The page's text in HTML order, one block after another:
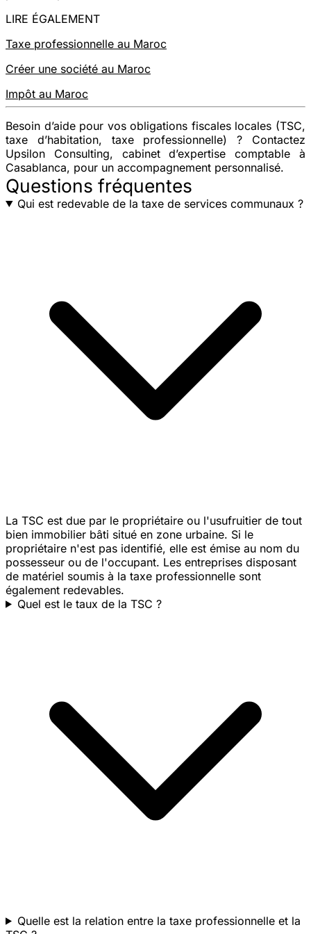
LIRE ÉGALEMENT
Taxe professionnelle au Maroc
Créer une société au Maroc
Impôt au Maroc
Besoin d’aide pour vos obligations fiscales locales (TSC,
taxe d’habitation, taxe professionnelle) ? Contactez
Upsilon Consulting, cabinet d’expertise comptable à
Casablanca, pour un accompagnement personnalisé.
Questions fréquentes
Qui est redevable de la taxe de services communaux ?
La TSC est due par le propriétaire ou l'usufruitier de tout
bien immobilier bâti situé en zone urbaine. Si le
propriétaire n'est pas identifié, elle est émise au nom du
possesseur ou de l'occupant. Les entreprises disposant
de matériel soumis à la taxe professionnelle sont
également redevables.
Quel est le taux de la TSC ?
Quelle est la relation entre la taxe professionnelle et la